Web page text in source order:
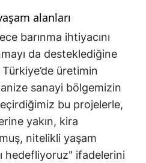
alanları
barınma ihtiyacını
da desteklediğine
üretimin
sanayi bölgemizin
bu projelerle,
yakın, kira
nitelikli yaşam
hedefliyoruz" ifadelerini